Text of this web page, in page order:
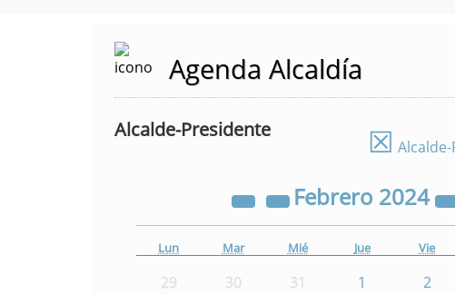
Agenda Alcaldía
Alcalde-Presidente ☒
Febrero 2024
Lun Mar Mié Jue Vie
29 30 31 1 2